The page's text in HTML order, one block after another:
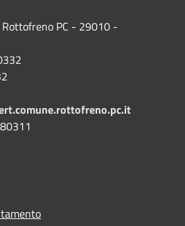
PC - 29010 -